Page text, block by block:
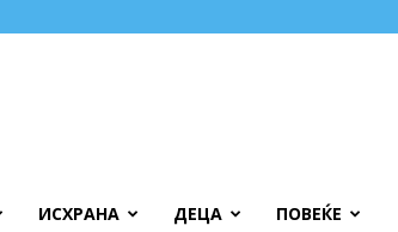
ИСХРАНА ДЕЦА ПОВЕЌЕ